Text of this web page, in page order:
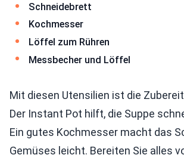
Schneidebrett
Kochmesser
Löffel zum Rühren
Messbecher und Löffel
Mit diesen Utensilien ist die
Der Instant Pot hilft, die Suppe
Ein gutes Kochmesser macht das
Gemüses leicht. Bereiten Sie alles